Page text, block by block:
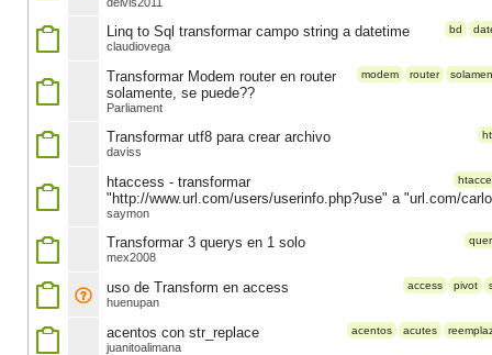
bd
Linq to Sql transformar campo string a datetime
claudiovega
modem router
Transformar Modem router en router
solamente, se puede??
Parliament
Transformar utf8 para crear archivo
daviss
htaccess - transformar
"http://www.url.com/users/userinfo.php?use" a "url.com/
saymon
Transformar 3 querys en 1 solo
mex2008
access pivot
uso de Transform en access
huenupan
acentos acutes
acentos con str_replace
juanitoalimana